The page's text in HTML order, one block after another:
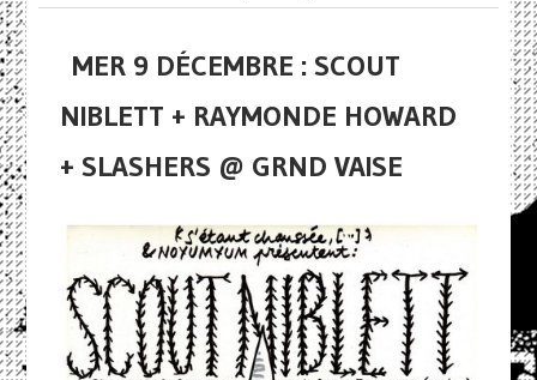
MER 9 DÉCEMBRE : SCOUT
NIBLETT + RAYMONDE HOWARD
+ SLASHERS @ GRND VAISE